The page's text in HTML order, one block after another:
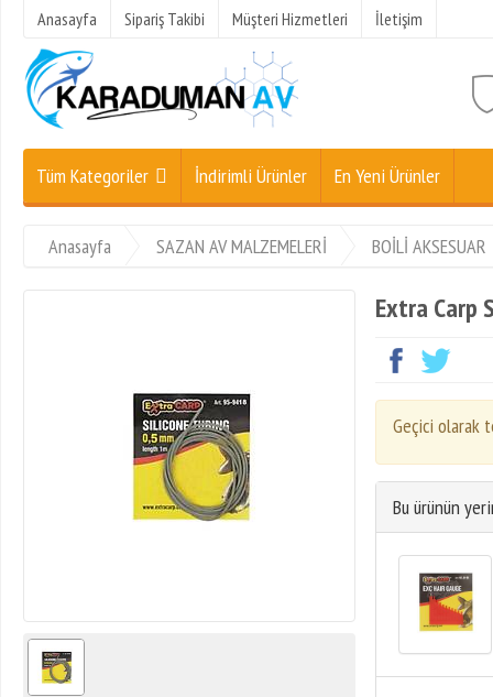
Anasayfa Sipariş Takibi Müşteri Hizmetleri İletişim
Tüm Kategoriler İndirimli Ürünler En Yeni Ürünler
Anasayfa SAZAN AV MALZEMELERİ BOİLİ AKSESUAR
Extra Carp
Geçici olarak
Bu ürünün